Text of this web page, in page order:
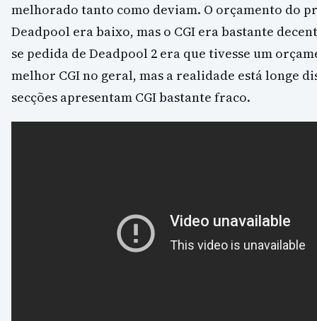
melhorado tanto como deviam. O orçamento do
Deadpool era baixo, mas o CGI era bastante
se pedida de Deadpool 2 era que tivesse um
melhor CGI no geral, mas a realidade está longe
secções apresentam CGI bastante fraco.